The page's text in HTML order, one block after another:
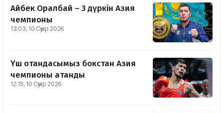
Айбек Оралбай – 3 дүркін Азия
чемпионы
13:03, 10 Сәуір 2026
Үш отандасымыз бокстан Азия
чемпионы атанды
12:15, 10 Сәуір 2026